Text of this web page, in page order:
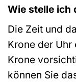
Wie stelle ich
Die Zeit und
Krone der Uhr
Krone
können Sie